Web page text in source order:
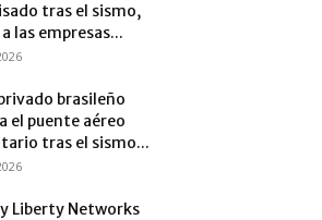
tras el sismo,
las empresas...
brasileño
el puente aéreo
tras el sismo...
y Liberty Networks